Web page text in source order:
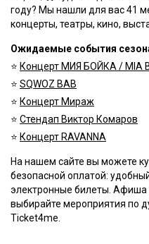
году? Мы нашли для вас 41
концерты, театры, кино,
Ожидаемые события
⭐️ Концерт МИЯ БОЙКА / MIA
⭐️ SQWOZ BAB
⭐️ Концерт Мираж
⭐️ Стендап Виктор Комаров
⭐️ Концерт RAVANNA
На нашем сайте вы можете
безопасной оплатой:
электронные билеты.
выбирайте мероприятия по
Ticket4me.